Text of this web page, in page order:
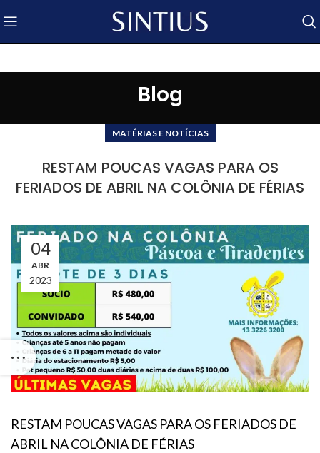
Blog
MATÉRIAS E NOTÍCIAS
RESTAM POUCAS VAGAS PARA OS
FERIADOS DE ABRIL NA COLÔNIA DE FÉRIAS
04
ABR
2023
RESTAM POUCAS VAGAS PARA OS FERIADOS DE
ABRIL NA COLÔNIA DE FÉRIAS